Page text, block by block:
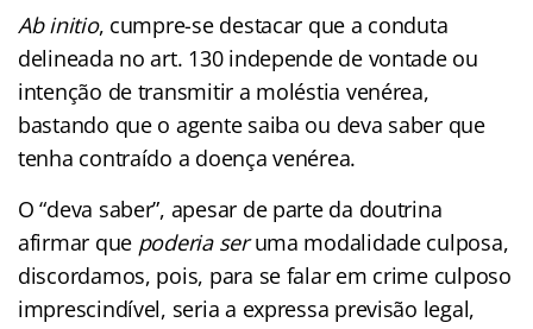
Ab initio, cumpre-se destacar que a conduta
delineada no art. 130 independe de vontade ou
intenção de transmitir a moléstia venérea,
bastando que o agente saiba ou deva saber que
tenha contraído a doença venérea.
O “deva saber”, apesar de parte da doutrina
afirmar que poderia seruma modalidade culposa,
discordamos, pois, para se falar em crime culposo
imprescindível, seria a expressa previsão legal,